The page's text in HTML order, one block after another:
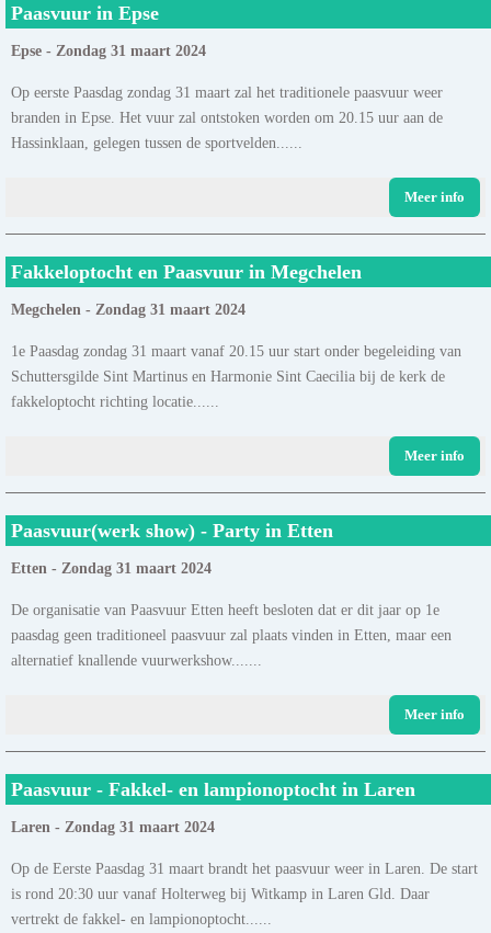
Paasvuur in Epse
Epse - Zondag 31 maart 2024
Op eerste Paasdag zondag 31 maart zal het traditionele paasvuur weer
branden in Epse. Het vuur zal ontstoken worden om 20.15 uur aan de
Hassinklaan, gelegen tussen de sportvelden......
Meer info
Fakkeloptocht en Paasvuur in Megchelen
Megchelen - Zondag 31 maart 2024
1e Paasdag zondag 31 maart vanaf 20.15 uur start onder begeleiding van
Schuttersgilde Sint Martinus en Harmonie Sint Caecilia bij de kerk de
fakkeloptocht richting locatie......
Meer info
Paasvuur(werk show) - Party in Etten
Etten - Zondag 31 maart 2024
De organisatie van Paasvuur Etten heeft besloten dat er dit jaar op 1e
paasdag geen traditioneel paasvuur zal plaats vinden in Etten, maar een
alternatief knallende vuurwerkshow.......
Meer info
Paasvuur - Fakkel- en lampionoptocht in Laren
Laren - Zondag 31 maart 2024
Op de Eerste Paasdag 31 maart brandt het paasvuur weer in Laren. De start
is rond 20:30 uur vanaf Holterweg bij Witkamp in Laren Gld. Daar
vertrekt de fakkel- en lampionoptocht......